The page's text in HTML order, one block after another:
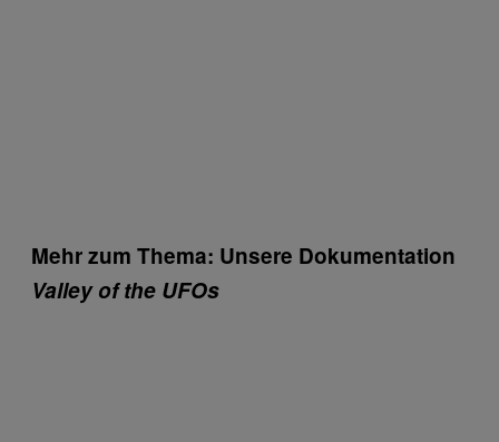
Mehr zum Thema: Unsere Dokumentation
Valley of the UFOs